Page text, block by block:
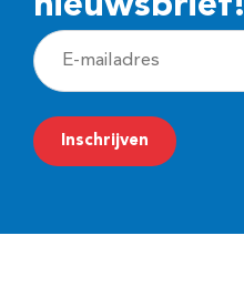
E
-
m
a
Inschrijven